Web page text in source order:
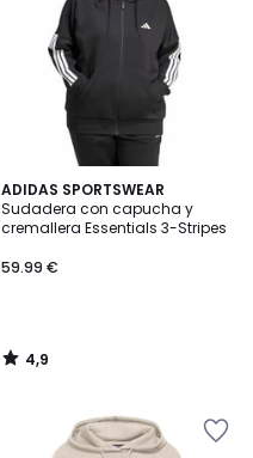
ADIDAS SPORTSWEAR
Sudadera con capucha y
cremallera Essentials 3-Stripes
59.99 €
4,9
/ 5
4,9
/